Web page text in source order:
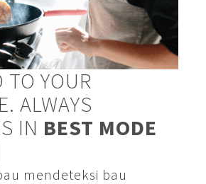
TO YOUR
ALWAYS
IN BEST MODE
mendeteksi bau